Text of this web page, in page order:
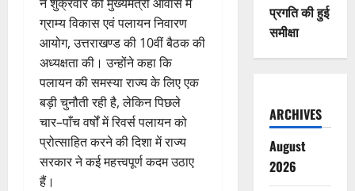
ग्राम्य विकास एवं पलायन निवारण
आयोग, उत्तराखण्ड की 10वीं बैठक की
अध्यक्षता की। उन्होंने कहा कि
पलायन की समस्या राज्य के लिए एक
बड़ी चुनौती रही है, लेकिन पिछले
चार–पाँच वर्षों में रिवर्स पलायन को
प्रोत्साहित करने की दिशा में राज्य
सरकार ने कई महत्त्वपूर्ण कदम उठाए
हैं।
प्रगति की हुई
समीक्षा
ARCHIVES
August
2026